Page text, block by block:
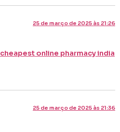
25 de março de 2025 às 21:26
cheapest online pharmacy india
25 de março de 2025 às 21:36